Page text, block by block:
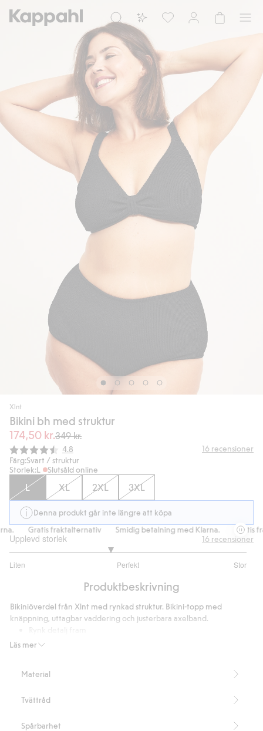
Xlnt
Bikini bh med struktur
174,50 kr.349 kr.
Snittbetyg:
4.8 16 recensioner
Färg:Svart / struktur
Storlek:L Slutsåld online
L XL 2XL 3XL
Denna produkt går inte längre att köpa
Gratis fraktalternativ Smidig betalning med Klarna. Gratis
Upplevd storlek
Liten Perfekt Stor
utav
13
betyg
16 recensioner
Produktbeskrivning
Läs mer
Bikiniöverdel från Xlnt med rynkad struktur. Bikini-topp med
knäppning, uttagbar vaddering och justerbara axelband.
Uttagbar vaddering
Innehåller 94% återvunnen polyester.
Blended Recycled Polyester
Material
Tvättråd
Spårbarhet